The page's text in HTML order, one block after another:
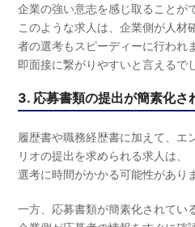
企業の強い意志を感じ取ることが
このような求人は、企業側が人材
者の選考もスピーディーに行われ
即面接に繋がりやすいと言えるで
3. 応募書類の提出が簡素化さ
履歴書や職務経歴書に加えて、エ
リオの提出を求められる求人は、
選考に時間がかかる可能性があり
一方、応募書類が簡素化されてい